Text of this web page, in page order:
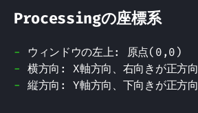
Processingの座標系
ウィンドウの左上: 原点(0,0)
横方向: X軸方向、右向きが正方向
縦方向: Y軸方向、下向きが正方向